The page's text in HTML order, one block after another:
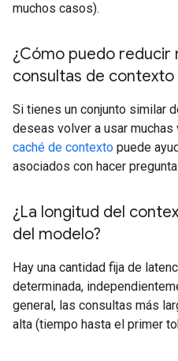
muchos casos).
¿Cómo puedo reducir
consultas de contexto
Si tienes un conjunto similar
deseas volver a usar muchas
caché de contexto puede
asociados con hacer
¿La longitud del
del modelo?
Hay una cantidad fija de
determinada,
general, las consultas más
alta (tiempo hasta el primer